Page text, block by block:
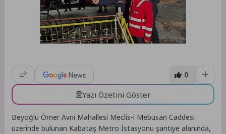
0
Yazı Özetini Göster
Beyoğlu Ömer Avni Mahallesi Meclis-i Mebusan Caddesi
üzerinde bulunan Kabataş Metro İstasyonu şantiye alanında,